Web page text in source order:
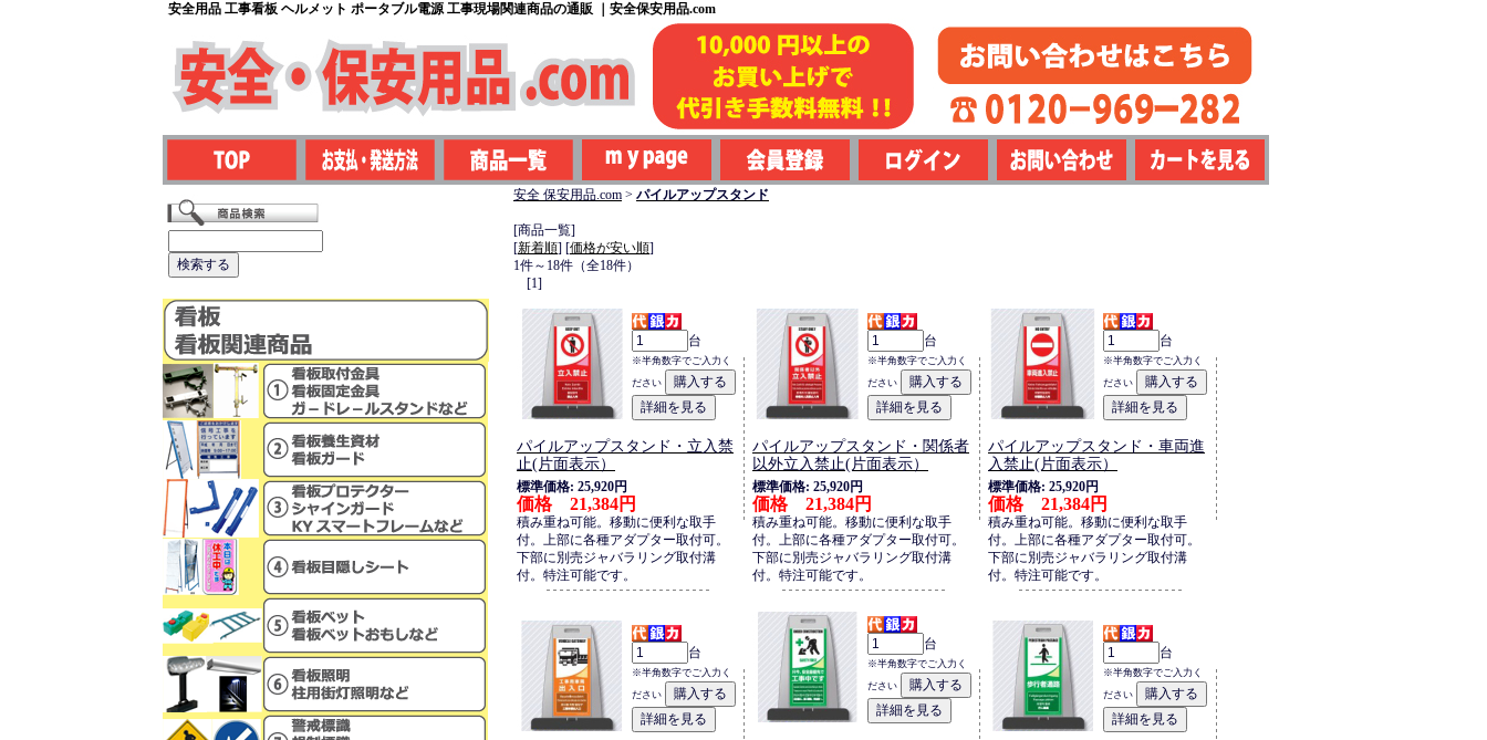
安全用品 工事看板 ヘルメット ポータブル電源 工事現場関連商品の通販 ｜安全保安用品.com
安全 保安用品.com > パイルアップスタンド
[商品一覧]
[新着順] [価格が安い順]
1件～18件（全18件）
[1]
台
※半角数字でご入力く
ださい
パイルアップスタンド・立入禁
止(片面表示）
標準価格: 25,920円
価格 21,384円
積み重ね可能。移動に便利な取手
付。上部に各種アダプター取付可。
下部に別売ジャバラリング取付溝
付。特注可能です。
台
※半角数字でご入力く
ださい
パイルアップスタンド・関係者
以外立入禁止(片面表示）
標準価格: 25,920円
価格 21,384円
積み重ね可能。移動に便利な取手
付。上部に各種アダプター取付可。
下部に別売ジャバラリング取付溝
付。特注可能です。
台
※半角数字でご入力く
ださい
パイルアップスタンド・車両進
入禁止(片面表示）
標準価格: 25,920円
価格 21,384円
積み重ね可能。移動に便利な取手
付。上部に各種アダプター取付可。
下部に別売ジャバラリング取付溝
付。特注可能です。
台
※半角数字でご入力く
ださい
台
※半角数字でご入力く
ださい
台
※半角数字でご入力く
ださい